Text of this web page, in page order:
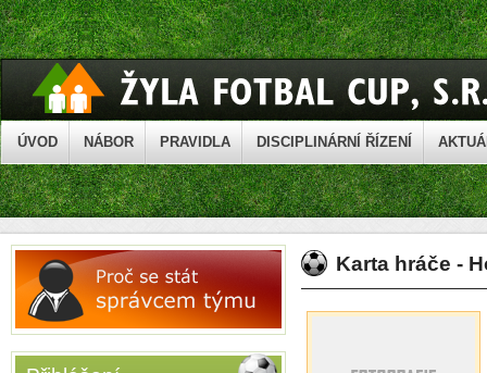
ÚVOD NÁBOR PRAVIDLA DISCIPLINÁRNÍ ŘÍZENÍ
Karta hráče -